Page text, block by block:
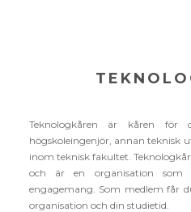
Teknologkåren är kåren för
högskoleingenjör, annan teknisk
inom teknisk fakultet.
och är en organisation som
engagemang. Som medlem får
organisation och din studietid.